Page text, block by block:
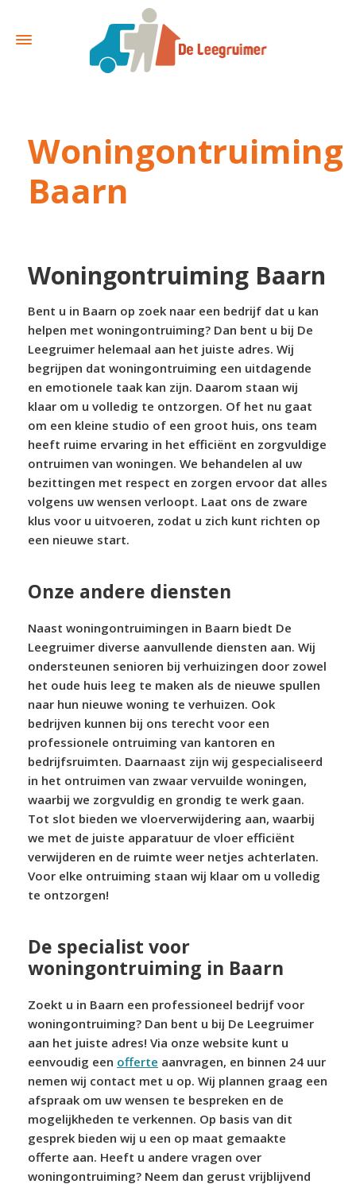
Woningontruiming
Baarn
Woningontruiming Baarn
Bent u in Baarn op zoek naar een bedrijf dat u kan
helpen met woningontruiming? Dan bent u bij De
Leegruimer helemaal aan het juiste adres. Wij
begrijpen dat woningontruiming een uitdagende
en emotionele taak kan zijn. Daarom staan wij
klaar om u volledig te ontzorgen. Of het nu gaat
om een kleine studio of een groot huis, ons team
heeft ruime ervaring in het efficiënt en zorgvuldige
ontruimen van woningen. We behandelen al uw
bezittingen met respect en zorgen ervoor dat alles
volgens uw wensen verloopt. Laat ons de zware
klus voor u uitvoeren, zodat u zich kunt richten op
een nieuwe start.
Onze andere diensten
Naast woningontruimingen in Baarn biedt De
Leegruimer diverse aanvullende diensten aan. Wij
ondersteunen senioren bij verhuizingen door zowel
het oude huis leeg te maken als de nieuwe spullen
naar hun nieuwe woning te verhuizen. Ook
bedrijven kunnen bij ons terecht voor een
professionele ontruiming van kantoren en
bedrijfsruimten. Daarnaast zijn wij gespecialiseerd
in het ontruimen van zwaar vervuilde woningen,
waarbij we zorgvuldig en grondig te werk gaan.
Tot slot bieden we vloerverwijdering aan, waarbij
we met de juiste apparatuur de vloer efficiënt
verwijderen en de ruimte weer netjes achterlaten.
Voor elke ontruiming staan wij klaar om u volledig
te ontzorgen!
De specialist voor
woningontruiming in Baarn
Zoekt u in Baarn een professioneel bedrijf voor
woningontruiming? Dan bent u bij De Leegruimer
aan het juiste adres! Via onze website kunt u
eenvoudig een offerte aanvragen, en binnen 24 uur
nemen wij contact met u op. Wij plannen graag een
afspraak om uw wensen te bespreken en de
mogelijkheden te verkennen. Op basis van dit
gesprek bieden wij u een op maat gemaakte
offerte aan. Heeft u andere vragen over
woningontruiming? Neem dan gerust vrijblijvend